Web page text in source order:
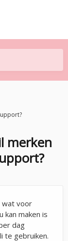
merken
wat voor
kan maken is
dag
te gebruiken.